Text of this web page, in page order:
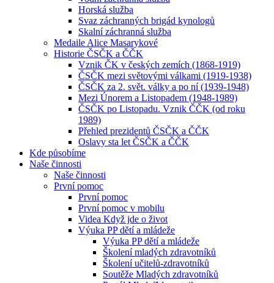
Horská služba
Svaz záchranných brigád kynologů
Skalní záchranná služba
Medaile Alice Masarykové
Historie ČSČK a ČČK
Vznik ČK v českých zemích (1868-1919)
ČSČK mezi světovými válkami (1919-1938)
ČSČK za 2. svět. války a po ní (1939-1948)
Mezi Únorem a Listopadem (1948-1989)
ČSČK po Listopadu. Vznik ČČK (od roku
1989)
Přehled prezidentů ČSČK a ČČK
Oslavy sta let ČSČK a ČČK
Kde působíme
Naše činnosti
Naše činnosti
První pomoc
První pomoc
První pomoc v mobilu
Videa Když jde o život
Výuka PP dětí a mládeže
Výuka PP dětí a mládeže
Školení mladých zdravotníků
Školení učitelů-zdravotníků
Soutěže Mladých zdravotníků